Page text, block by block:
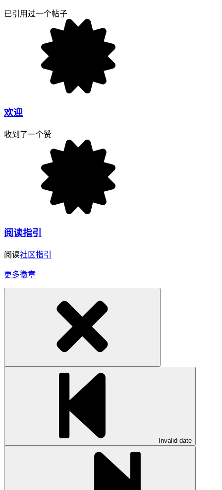
已引用过一个帖子
欢迎
收到了一个赞
阅读指引
阅读社区指引
更多徽章
Invalid date